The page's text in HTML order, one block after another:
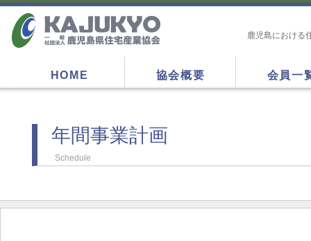
鹿児島における
HOME 協会概要 会員一
年間事業計画
Schedule